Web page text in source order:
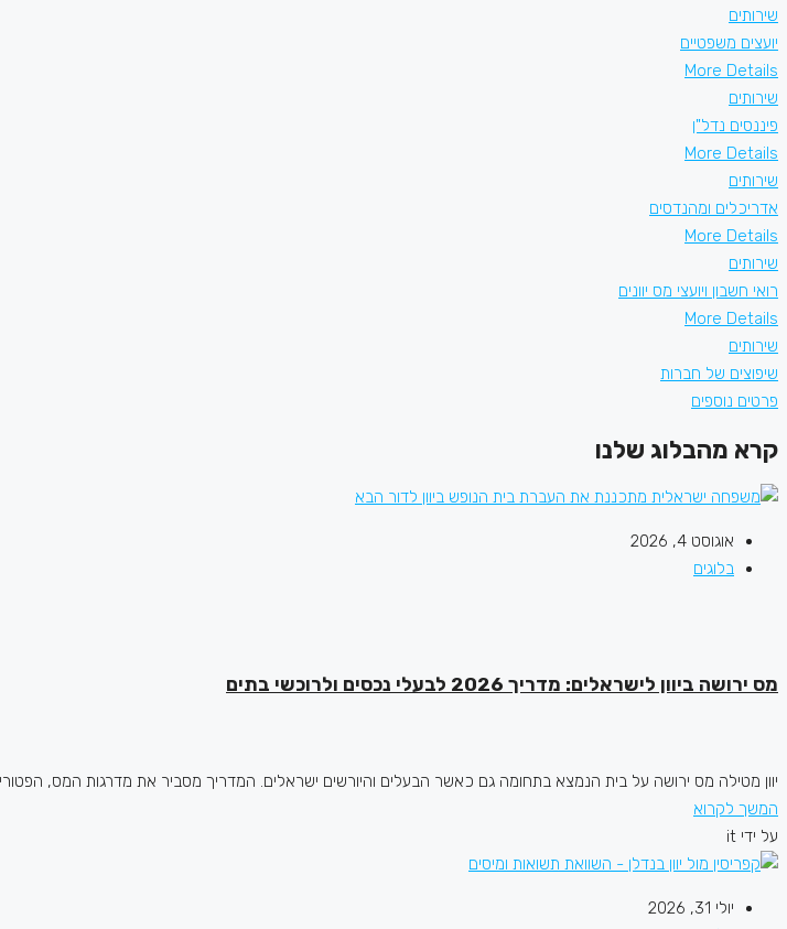
שירותים
יועצים משפטיים
More Details
שירותים
פיננסים נדל"ן
More Details
שירותים
אדריכלים ומהנדסים
More Details
שירותים
רואי חשבון ויועצי מס יוונים
More Details
שירותים
שיפוצים של חברות
פרטים נוספים
קרא מהבלוג שלנו
אוגוסט 4, 2026
בלוגים
מס ירושה ביוון לישראלים: מדריך 2026 לבעלי נכסים ולרוכשי בתים
יוון מטילה מס ירושה על בית הנמצא בתחומה גם כאשר הבעלים והיורשים ישראלים. המדריך מסביר את מדרגות המס, הפטורים,
המשך לקרוא
על ידי it
יולי 31, 2026